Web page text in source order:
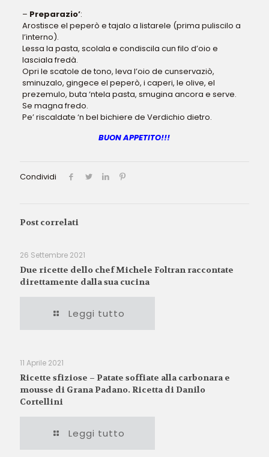
– Preparazio’:
Arostisce el peperò e tajalo a listarele (prima puliscilo a
l’interno).
Lessa la pasta, scolala e condiscila cun filo d’oio e
lasciala fredà.
Opri le scatole de tono, leva l’oio de cunservaziò,
sminuzalo, gingece el peperò, i caperi, le olive, el
prezemulo, buta ‘ntela pasta, smugina ancora e serve.
Se magna fredo.
Pe’ riscaldate ‘n bel bichiere de Verdichio dietro.
BUON APPETITO!!!
Condividi
Post correlati
26 Settembre 2021
Due ricette dello chef Michele Foltran raccontate
direttamente dalla sua cucina
Leggi tutto
11 Aprile 2021
Ricette sfiziose – Patate soffiate alla carbonara e
mousse di Grana Padano. Ricetta di Danilo
Cortellini
Leggi tutto